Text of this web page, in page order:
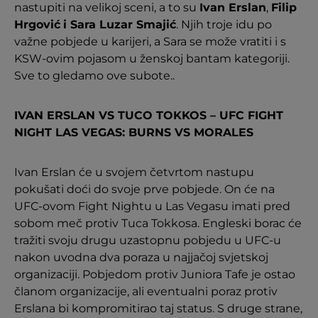
nastupiti na velikoj sceni, a to su Ivan Erslan, Filip
Hrgović i Sara Luzar Smajić. Njih troje idu po
važne pobjede u karijeri, a Sara se može vratiti i s
KSW-ovim pojasom u ženskoj bantam kategoriji.
Sve to gledamo ove subote..
IVAN ERSLAN VS TUCO TOKKOS – UFC FIGHT
NIGHT LAS VEGAS: BURNS VS MORALES
Ivan Erslan će u svojem četvrtom nastupu
pokušati doći do svoje prve pobjede. On će na
UFC-ovom Fight Nightu u Las Vegasu imati pred
sobom meč protiv Tuca Tokkosa. Engleski borac će
tražiti svoju drugu uzastopnu pobjedu u UFC-u
nakon uvodna dva poraza u najjačoj svjetskoj
organizaciji. Pobjedom protiv Juniora Tafe je ostao
članom organizacije, ali eventualni poraz protiv
Erslana bi kompromitirao taj status. S druge strane,